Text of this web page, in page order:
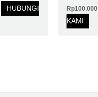
HUBUNGI
Rp100.000
KAMI